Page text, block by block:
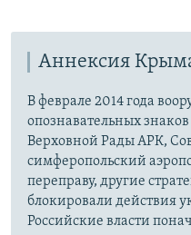
Аннексия
В феврале 2014 года
опознавательных
Верховной Рады АРК,
симферопольский
переправу, другие
блокировали действия
Российские власти